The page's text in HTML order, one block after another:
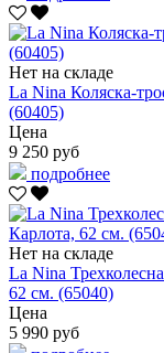
Нет на складе
La Nina Коляска-
(60405)
Цена
9 250 руб
подробнее
Нет на складе
La Nina
62 см. (65040)
Цена
5 990 руб